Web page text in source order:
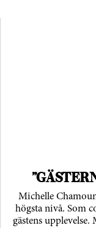
Michelle
högsta nivå. Som
gästens upp­levelse.